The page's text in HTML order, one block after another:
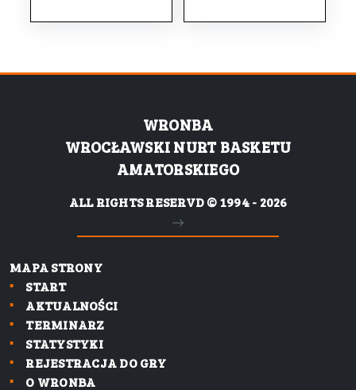
WRONBA
WROCŁAWSKI NURT BASKETU
AMATORSKIEGO
ALL RIGHTS RESERVD © 1994 - 2026
MAPA STRONY
START
AKTUALNOŚCI
TERMINARZ
STATYSTYKI
REJESTRACJA DO GRY
O WRONBA